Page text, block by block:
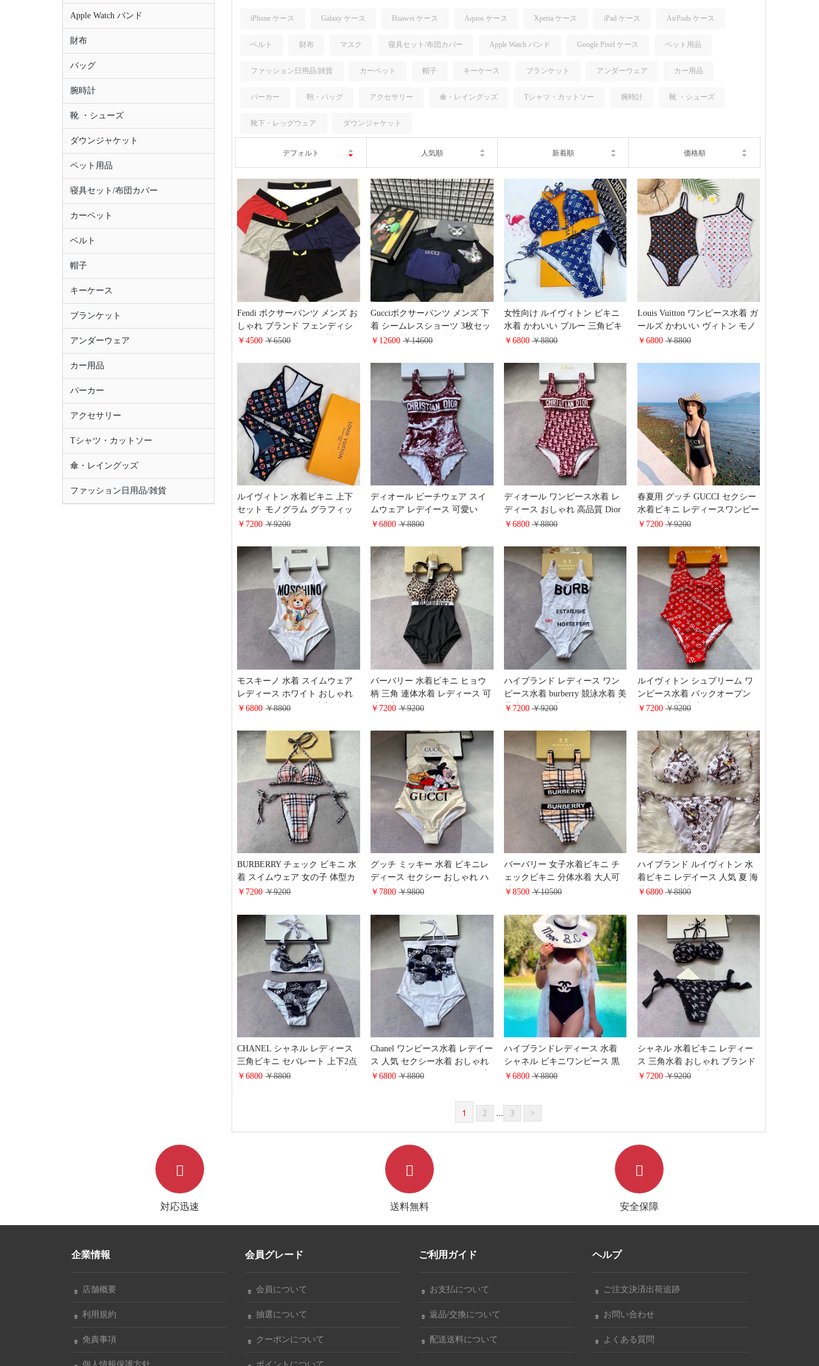
Apple Watch バンド
財布
バッグ
腕時計
靴 ・シューズ
ダウンジャケット
ペット用品
寝具セット/布団カバー
カーペット
ベルト
帽子
キーケース
ブランケット
アンダーウェア
カー用品
パーカー
アクセサリー
Tシャツ・カットソー
傘・レイングッズ
ファッション日用品/雑貨
iPhone ケース Galaxy ケース Huawei ケース Aquos ケース Xperia ケース iPad ケース AirPods ケース
ベルト 財布 マスク 寝具セット/布団カバー Apple Watch バンド Google Pixel ケース ペット用品
ファッション日用品/雑貨 カーペット 帽子 キーケース ブランケット アンダーウェア カー用品
パーカー 鞄・バッグ アクセサリー 傘・レイングッズ Tシャツ・カットソー 腕時計 靴 ・シューズ
靴下・レッグウェア ダウンジャケット
デフォルト 人気順 新着順 価格順
Fendi ボクサーパンツ メンズ お
しゃれ ブランド フェンディシ
ョートパンツ コットン製 男性
￥4500￥6500
Gucciボクサーパンツ メンズ 下
着 シームレスショーツ 3枚セッ
ト 無縫製 グッチ 男性用 インナ
￥12600￥14600
女性向け ルイヴィトン ビキニ
水着 かわいい ブルー 三角ビキ
ニ 上下2点セット 紐 体型カバー
水泳 レディース Lv 水着 ハイブ
ランド
￥6800 ￥8800
Louis Vuitton ワンピース水着 ガ
ールズ かわいい ヴィトン モノ
グラム スイムウェア ビキニ レ
￥6800 ￥8800
ルイヴィトン 水着ビキニ 上下
セット モノグラム グラフィッ
ク コピー ブランド LV 三角水
しゃれ
￥7200￥9200
ディオール ビーチウェア スイ
ムウェア レデイース 可愛い
DIORIVIERA ブランドコピー セ
体型カバー おしゃれ
￥6800￥8800
ディオール ワンピース水着 レ
ディース おしゃれ 高品質 Dior
オブリーク テクニカル セクシ
ント柄 可愛い
￥6800 ￥8800
春夏用 グッチ GUCCI セクシー
水着ビキニ レディースワンピー
ス水着 高級 オールインワン タ
性良い 伸縮性あり 大人気 ブラ
ック/ホワイト
￥7200 ￥9200
モスキーノ 水着 スイムウェア
レディース ホワイト おしゃれ
moschino ワンピース水着 大人
￥6800￥8800
バーバリー 水着ビキニ ヒョウ
柄 三角 連体水着 レディース 可
愛い 高級感 burberry セクシービ
背 透かし彫り 夏 ワンピース水
着 おしゃれ ブランド
￥7200￥9200
ハイブランド レディース ワン
ピース水着 burberry 競泳水着 美
背 着痩せ 可愛い 体型カバー 高
ニ スリム効果 通気性良い
￥7200 ￥9200
ルイヴィトン シュプリーム ワ
ンピース水着 バックオープン
細見え 美背 水泳服 夏用 女子
浴 スリム効果 超伸缩
￥7200 ￥9200
BURBERRY チェック ビキニ 水
着 スイムウェア 女の子 体型カ
バー バーバリー トライアング
￥7200￥9200
グッチ ミッキー 水着 ビキニレ
ディース セクシー おしゃれ ハ
イブランド Gucci 経典タンクト
リゾート水着 女の子 かわいい
￥7800￥9800
バーバリー 女子水着ビキニ チ
ェックビキニ 分体水着 大人可
愛い Burberry 上下セパレートス
￥8500 ￥10500
ハイブランド ルイヴィトン 水
着ビキニ レデイース 人気 夏 海
温泉 gucci 水着 セクシー 二点セ
￥6800 ￥8800
CHANEL シャネル レディース
三角ビキニ セパレート 上下2点
セット 美胸 谷間 カメリアプリ
￥6800￥8800
Chanel ワンピース水着 レデイー
ス 人気 セクシー水着 おしゃれ
高校生 シャネル ココマークプ
￥6800￥8800
ハイブランドレディース 水着
シャネル ビキニワンピース 黒
白デザイン 一体型 ワンピース
￥6800 ￥8800
シャネル 水着ビキニ レディー
ス 三角水着 おしゃれ ブランド
CHANEL 夏 水泳 美少女ビキニ
￥7200 ￥9200
1 2 ... 3 >
対応迅速 送料無料 安全保障
企業情報
店舗概要
利用規約
免責事項
会員グレード
会員について
抽選について
クーポンについて
ご利用ガイド
お支払について
返品/交換について
配送送料について
ヘルプ
ご注文決済出荷追跡
お問い合わせ
よくある質問